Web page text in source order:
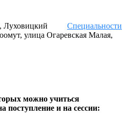
Специальности
Луховицкий
улица Огаревская Малая,
можно учиться
поступление и на сессии: